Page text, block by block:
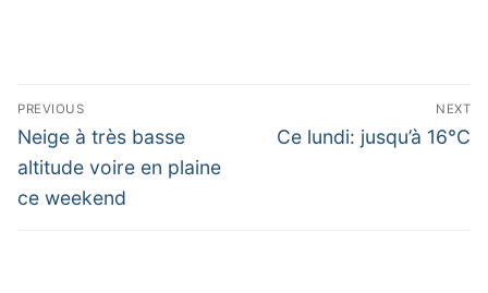
Navigation
de
l’article
PREVIOUS
Previous
post:
Neige à très basse
altitude voire en plaine
ce weekend
NEXT
Next
Ce lundi: jusqu’à 16°C